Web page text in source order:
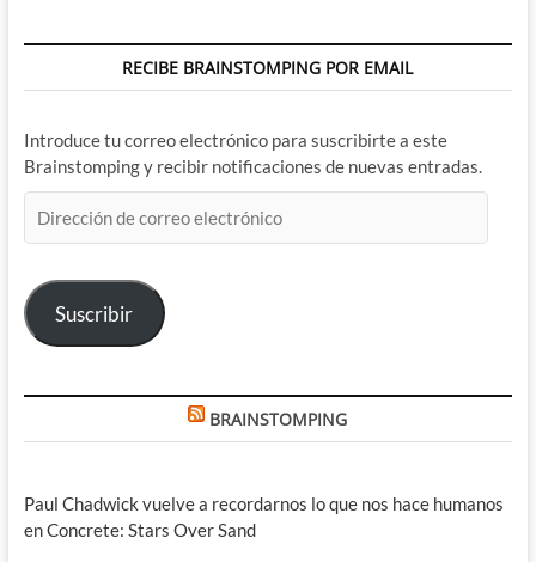
RECIBE BRAINSTOMPING POR EMAIL
Introduce tu correo electrónico para suscribirte a este
Brainstomping y recibir notificaciones de nuevas entradas.
de
electrónico
Suscribir
BRAINSTOMPING
Paul Chadwick vuelve a recordarnos lo que nos hace humanos
en Concrete: Stars Over Sand